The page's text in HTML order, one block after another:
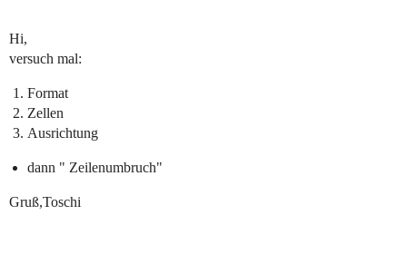
Hi,
versuch mal:
Format
Zellen
Ausrichtung
dann " Zeilenumbruch"
Gruß,Toschi